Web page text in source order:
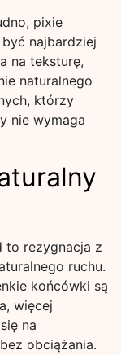
pixie
najbardziej
na teksturę,
naturalnego
którzy
nie wymaga
to rezygnacja z
ruchu.
końcówki są
więcej
na
obciążania.